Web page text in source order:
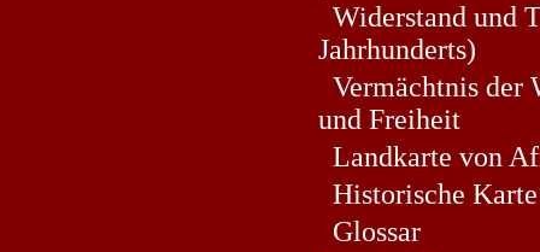
Widerstand und
Jahrhunderts)
Vermächtnis der
und Freiheit
Landkarte von
Historische
Glossar